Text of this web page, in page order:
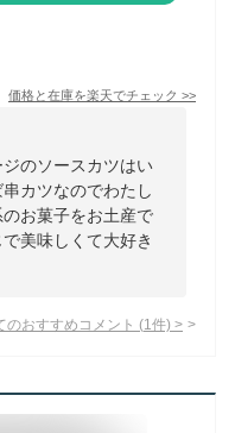
価格と在庫を楽天でチェック >>
のソースカツはい
カツなのでわたし
お菓子をお土産で
美味しくて大好き
のおすすめコメント (1 件) >